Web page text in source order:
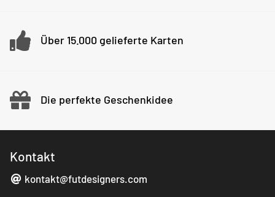
Über 15.000 gelieferte Karten
Die perfekte Geschenkidee
Kontakt
kontakt@futdesigners.com